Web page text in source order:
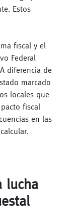
Estos
fiscal y el
Federal
diferencia de
marcado
locales que
fiscal
en las
lucha